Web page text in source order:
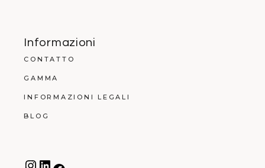
Informazioni
CONTATTO
GAMMA
INFORMAZIONI LEGALI
BLOG